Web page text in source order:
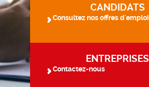
CANDIDATS
Consultez nos offres d'emploi
ENTREPRISES
Contactez-nous